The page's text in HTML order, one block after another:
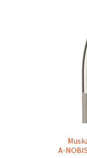
A-